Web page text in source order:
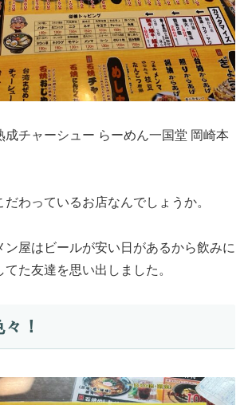
成チャーシュー らーめん一国堂 岡崎本
わっているお店なんでしょうか。
ン屋はビールが安い日があるから飲みに
た友達を思い出しました。
！